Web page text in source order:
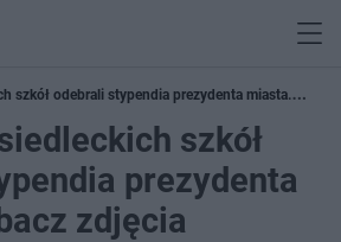
szkół odebrali stypendia prezydenta miasta.
szkół
prezydenta
zdjęcia